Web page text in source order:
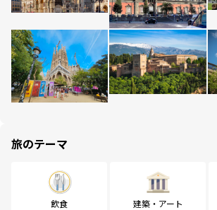
旅のテーマ
飲食 建築・アート